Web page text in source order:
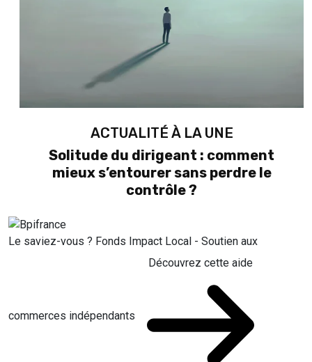
ACTUALITÉ À LA UNE
Solitude du dirigeant : comment
mieux s’entourer sans perdre le
contrôle ?
Le saviez-vous ? Fonds Impact Local - Soutien aux
commerces indépendants
Découvrez cette aide